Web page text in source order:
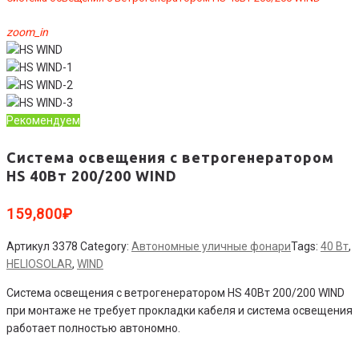
zoom_in
Рекомендуем
Система освещения с ветрогенератором
HS 40Вт 200/200 WIND
159,800₽
Артикул 3378 Category: Автономные уличные фонариTags: 40 Вт,
HELIOSOLAR, WIND
Система освещения с ветрогенератором HS 40Вт 200/200 WIND
при монтаже не требует прокладки кабеля и система освещения
работает полностью автономно.